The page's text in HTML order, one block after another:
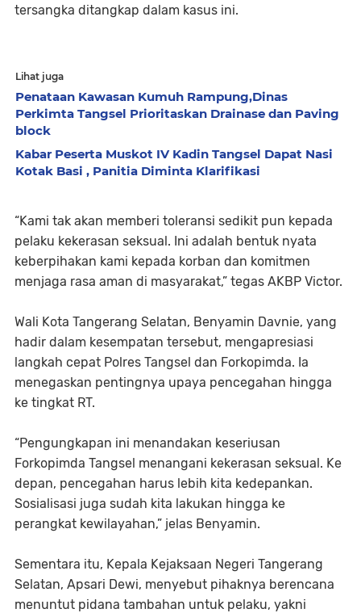
tersangka ditangkap dalam kasus ini.
Lihat juga
Penataan Kawasan Kumuh Rampung,Dinas
Perkimta Tangsel Prioritaskan Drainase dan Paving
block
Kabar Peserta Muskot IV Kadin Tangsel Dapat Nasi
Kotak Basi , Panitia Diminta Klarifikasi
“Kami tak akan memberi toleransi sedikit pun kepada
pelaku kekerasan seksual. Ini adalah bentuk nyata
keberpihakan kami kepada korban dan komitmen
menjaga rasa aman di masyarakat,” tegas AKBP Victor.
Wali Kota Tangerang Selatan, Benyamin Davnie, yang
hadir dalam kesempatan tersebut, mengapresiasi
langkah cepat Polres Tangsel dan Forkopimda. Ia
menegaskan pentingnya upaya pencegahan hingga
ke tingkat RT.
“Pengungkapan ini menandakan keseriusan
Forkopimda Tangsel menangani kekerasan seksual. Ke
depan, pencegahan harus lebih kita kedepankan.
Sosialisasi juga sudah kita lakukan hingga ke
perangkat kewilayahan,” jelas Benyamin.
Sementara itu, Kepala Kejaksaan Negeri Tangerang
Selatan, Apsari Dewi, menyebut pihaknya berencana
menuntut pidana tambahan untuk pelaku, yakni